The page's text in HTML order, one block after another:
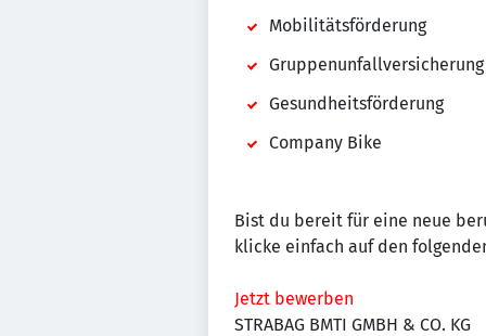
Mobilitätsförderung
Gruppenunfallversicherung
Gesundheitsförderung
Company Bike
Bist du bereit für eine neue
klicke einfach auf den
Jetzt bewerben
STRABAG BMTI GMBH & CO. KG